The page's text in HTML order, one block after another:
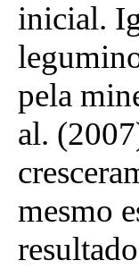
inicial.
pela
al.
mesmo